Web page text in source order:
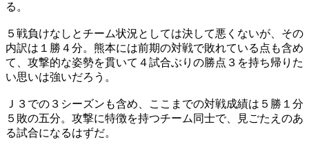
る。
５戦負けなしとチーム状況としては決して悪くないが、その
内訳は１勝４分。熊本には前期の対戦で敗れている点も含め
て、攻撃的な姿勢を貫いて４試合ぶりの勝点３を持ち帰りた
い思いは強いだろう。
Ｊ３での３シーズンも含め、ここまでの対戦成績は５勝１分
５敗の五分。攻撃に特徴を持つチーム同士で、見ごたえのあ
る試合になるはずだ。